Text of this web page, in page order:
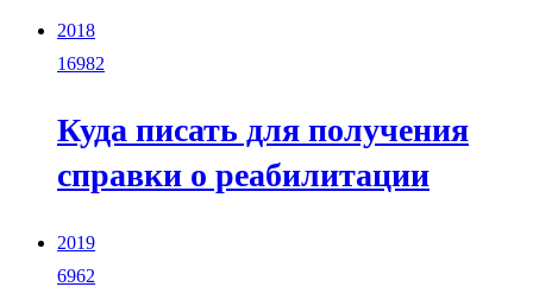
2018
16982
Куда писать для получения
справки о реабилитации
2019
6962